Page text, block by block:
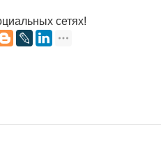
сетях!